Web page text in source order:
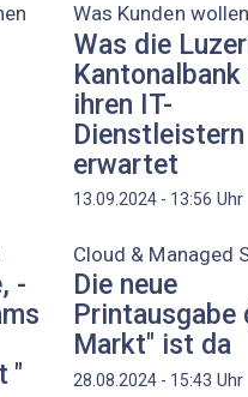
Was Kunden wollen
Was die
Kantonalbank
ihren IT-
Dienstleistern
erwartet
13.09.2024 - 13:56 Uhr
-
"
Cloud & Managed
Die neue
Printausgabe
Markt" ist da
28.08.2024 - 15:43 Uhr